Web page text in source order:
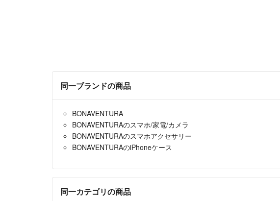
同一ブランドの商品
BONAVENTURA
BONAVENTURAのスマホ/家電/カメラ
BONAVENTURAのスマホアクセサリー
BONAVENTURAのiPhoneケース
同一カテゴリの商品